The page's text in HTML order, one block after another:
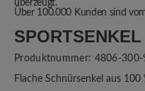
Über 100.000 Kunden sind
Produktnummer: 4806-300-
Flache Schnürsenkel aus